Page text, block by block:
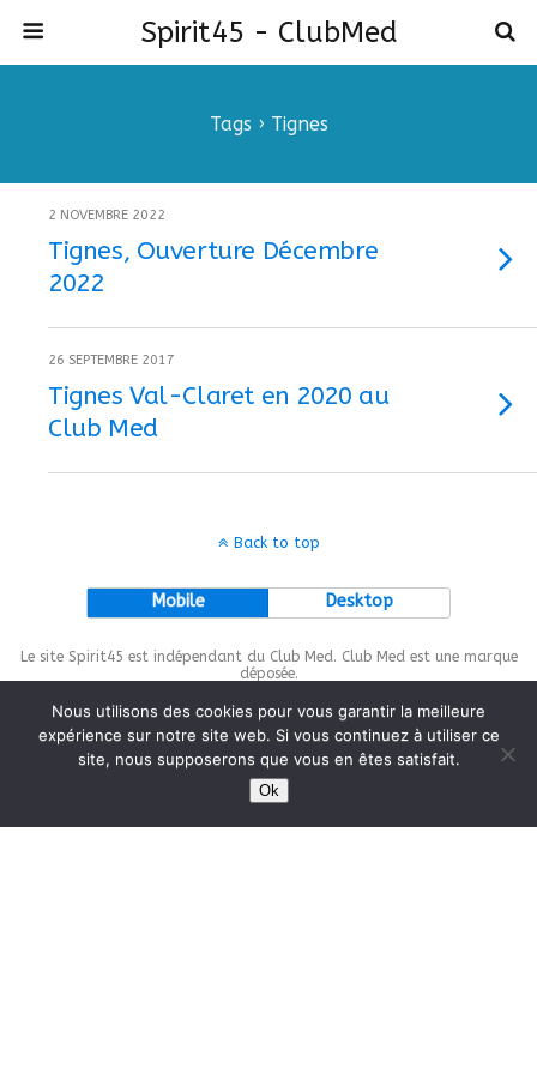
Spirit45 - ClubMed
Tags › Tignes
2 NOVEMBRE 2022
Tignes, Ouverture Décembre
2022
26 SEPTEMBRE 2017
Tignes Val-Claret en 2020 au
Club Med
Back to top
Mobile Desktop
Le site Spirit45 est indépendant du Club Med. Club Med est une marque
déposée.
This site is protected bywp-copyrightpro.com
Nous utilisons des cookies pour vous garantir la meilleure
expérience sur notre site web. Si vous continuez à utiliser ce
site, nous supposerons que vous en êtes satisfait.
Ok